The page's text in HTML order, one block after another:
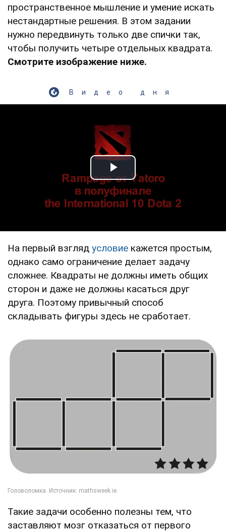
пространственное мышление и умение искать
нестандартные решения. В этом задании
нужно передвинуть только две спички так,
чтобы получить четыре отдельных квадрата.
Смотрите изображение ниже.
Видео дня
Play Video
На первый взгляд условие кажется простым,
однако само ограничение делает задачу
сложнее. Квадраты не должны иметь общих
сторон и даже не должны касаться друг
друга. Поэтому привычный способ
складывать фигуры здесь не сработает.
Такие задачи особенно полезны тем, что
заставляют мозг отказаться от первого